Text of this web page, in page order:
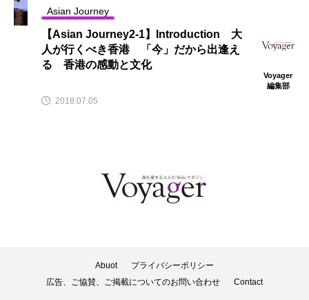
Asian Journey
【Asian Journey2-1】Introduction 大
人が行くべき香港 「今」だから出逢え
る 香港の感動と文化
Voyager
編集部
2018.07.05
Abuot
プライバシーポリシー
広告、ご協賛、ご掲載についてのお問い合わせ
Contact